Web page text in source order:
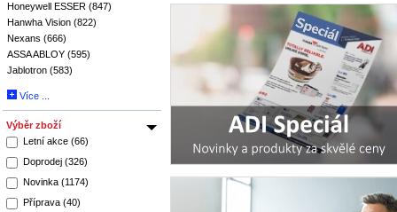
Honeywell ESSER (847)
Hanwha Vision (822)
Nexans (666)
ASSA ABLOY (595)
Jablotron (583)
Více ...
Výběr zboží
Letní akce (66)
Doprodej (326)
Novinka (1174)
Příprava (40)